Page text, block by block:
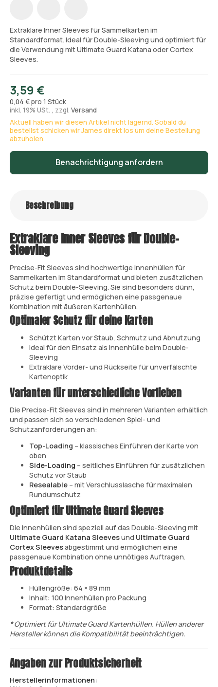
Extraklare Inner Sleeves für Sammelkarten im
Standardformat. Ideal für Double-Sleeving und optimiert für
die Verwendung mit Ultimate Guard Katana oder Cortex
Sleeves.
3,59 €
0,04 € pro 1 Stück
inkl. 19% USt. , zzgl. Versand
Aktuell haben wir diesen Artikel nicht lagernd. Sobald du
bestellst schicken wir James direkt los um deine Bestellung
abzuholen.
Benachrichtigung anfordern
Beschreibung
Extraklare Inner Sleeves für Double-
Sleeving
Precise-Fit Sleeves sind hochwertige Innenhüllen für
Sammelkarten im Standardformat und bieten zusätzlichen
Schutz beim Double-Sleeving. Sie sind besonders dünn,
präzise gefertigt und ermöglichen eine passgenaue
Kombination mit äußeren Kartenhüllen.
Optimaler Schutz für deine Karten
Schützt Karten vor Staub, Schmutz und Abnutzung
Ideal für den Einsatz als Innenhülle beim Double-
Sleeving
Extraklare Vorder- und Rückseite für unverfälschte
Kartenoptik
Varianten für unterschiedliche Vorlieben
Die Precise-Fit Sleeves sind in mehreren Varianten erhältlich
und passen sich so verschiedenen Spiel- und
Schutzanforderungen an:
Top-Loading – klassisches Einführen der Karte von
oben
Side-Loading – seitliches Einführen für zusätzlichen
Schutz vor Staub
Resealable – mit Verschlusslasche für maximalen
Rundumschutz
Optimiert für Ultimate Guard Sleeves
Die Innenhüllen sind speziell auf das Double-Sleeving mit
Ultimate Guard Katana Sleevesund Ultimate Guard
Cortex Sleevesabgestimmt und ermöglichen eine
passgenaue Kombination ohne unnötiges Auftragen.
Produktdetails
Hüllengröße: 64 × 89 mm
Inhalt: 100 Innenhüllen pro Packung
Format: Standardgröße
* Optimiert für Ultimate Guard Kartenhüllen. Hüllen anderer
Hersteller können die Kompatibilität beeinträchtigen.
Angaben zur Produktsicherheit
Herstellerinformationen: